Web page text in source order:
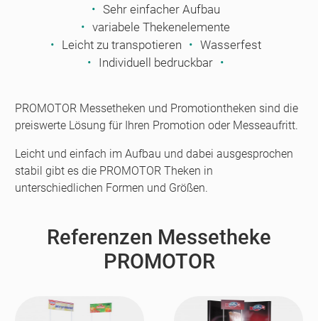
Sehr einfacher Aufbau
variabele Thekenelemente
Leicht zu transpotieren
Wasserfest
Individuell bedruckbar
PROMOTOR Messetheken und Promotiontheken sind die
preiswerte Lösung für Ihren Promotion oder Messeaufritt.
Leicht und einfach im Aufbau und dabei ausgesprochen
stabil gibt es die PROMOTOR Theken in
unterschiedlichen Formen und Größen.
Referenzen Messetheke
PROMOTOR